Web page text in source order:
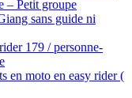
– Petit groupe
sans guide ni
179 / personne-
en moto en easy rider (